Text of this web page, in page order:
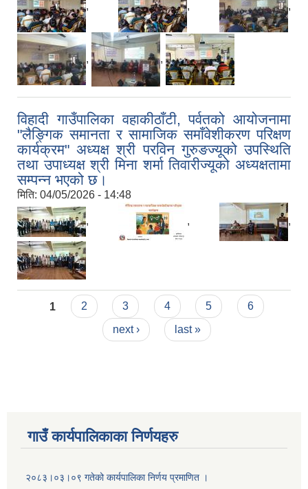
, , ,
, ,
विहादी गाउँपालिका वहाकीठाँटी, पर्वतको आयोजनामा
"लैङ्गिक समानता र सामाजिक समाँवेशीकरण परिक्षण
कार्यक्रम" अध्यक्ष श्री परविन गुरुङज्यूको उपस्थिति
तथा उपाध्यक्ष श्री मिना शर्मा तिवारीज्यूको अध्यक्षतामा
सम्पन्न भएको छ।
मिति: 04/05/2026 - 14:48
, , ,
Pages
1 2 3 4 5
6
next ›
last »
गाउँ कार्यपालिकाका निर्णयहरु
२०८३।०३।०९ गतेको कार्यपालिका निर्णय प्रमाणित ।